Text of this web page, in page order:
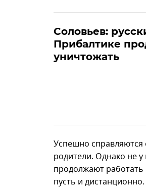
Соловьев:
Прибалтике
уничтожать
Успешно справляются
родители. Однако не
продолжают работать
пусть и дистанционно.